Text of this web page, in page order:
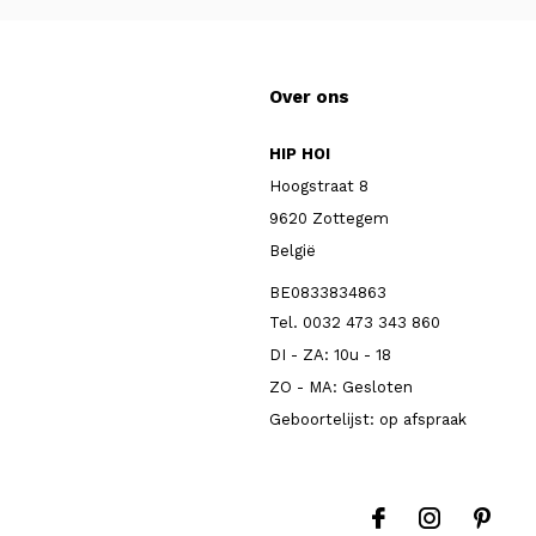
Over ons
HIP HOI
Hoogstraat 8
9620 Zottegem
België
BE0833834863
Tel. 0032 473 343 860
DI - ZA: 10u - 18
ZO - MA: Gesloten
Geboortelijst: op afspraak